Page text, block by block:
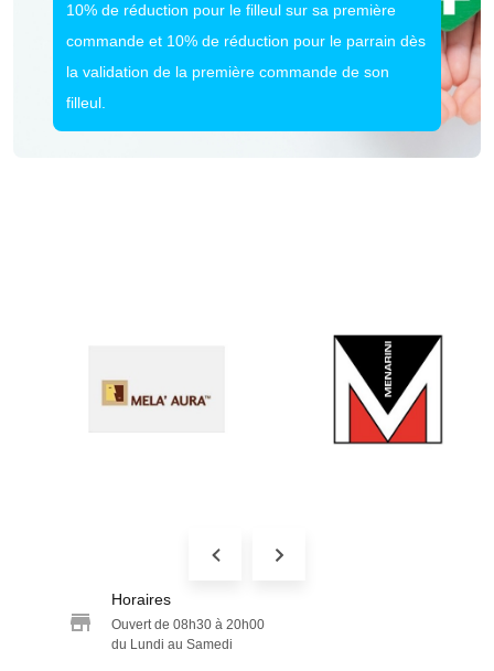
10% de réduction pour le filleul sur sa première
commande et 10% de réduction pour le parrain dès
la validation de la première commande de son
filleul.
Horaires
Ouvert de 08h30 à 20h00
du Lundi au Samedi